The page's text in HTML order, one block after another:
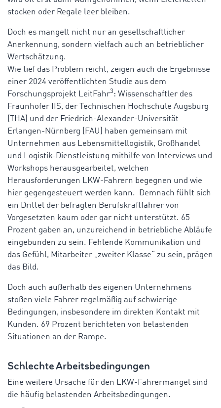
stocken oder Regale leer bleiben.
Doch es mangelt nicht nur an gesellschaftlicher
Anerkennung, sondern vielfach auch an betrieblicher
Wertschätzung.
Wie tief das Problem reicht, zeigen auch die Ergebnisse
einer 2024 veröffentlichten Studie aus dem
Forschungsprojekt LeitFahr3 : Wissenschaftler des
Fraunhofer IIS, der Technischen Hochschule Augsburg
(THA) und der Friedrich-Alexander-Universität
Erlangen-Nürnberg (FAU) haben gemeinsam mit
Unternehmen aus Lebensmittellogistik, Großhandel
und Logistik-Dienstleistung mithilfe von Interviews und
Workshops herausgearbeitet, welchen
Herausforderungen LKW-Fahrern begegnen und wie
hier gegengesteuert werden kann. Demnach fühlt sich
ein Drittel der befragten Berufskraftfahrer von
Vorgesetzten kaum oder gar nicht unterstützt. 65
Prozent gaben an, unzureichend in betriebliche Abläufe
eingebunden zu sein. Fehlende Kommunikation und
das Gefühl, Mitarbeiter „zweiter Klasse“ zu sein, prägen
das Bild.
Doch auch außerhalb des eigenen Unternehmens
stoßen viele Fahrer regelmäßig auf schwierige
Bedingungen, insbesondere im direkten Kontakt mit
Kunden. 69 Prozent berichteten von belastenden
Situationen an der Rampe.
Schlechte Arbeitsbedingungen
Eine weitere Ursache für den LKW-Fahrermangel sind
die häufig belastenden Arbeitsbedingungen.